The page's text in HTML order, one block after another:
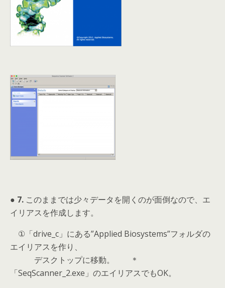
● 7. このままでは少々データを開くのが面倒なので、エ
イリアスを作成します。
①「drive_c」にある”Applied Biosystems”フォルダの
エイリアスを作り、
デスクトップに移動。 ＊
「SeqScanner_2.exe」のエイリアスでもOK。